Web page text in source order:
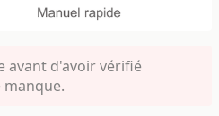
avant d'avoir vérifié
manque.